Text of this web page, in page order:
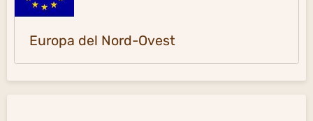
Europa del Nord-Ovest